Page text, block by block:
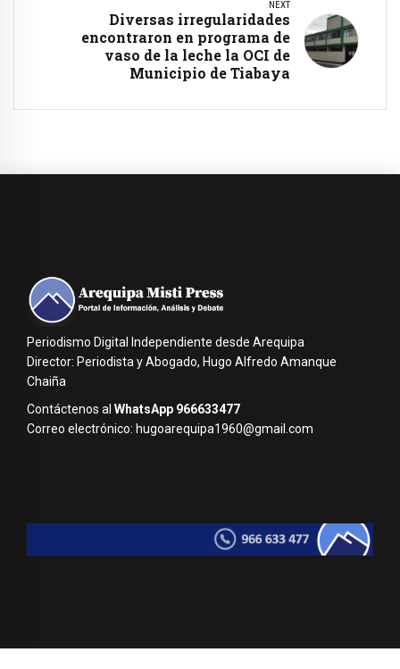
NEXT
Diversas irregularidades
encontraron en programa de
vaso de la leche la OCI de
Municipio de Tiabaya
Periodismo Digital Independiente desde Arequipa
Director: Periodista y Abogado, Hugo Alfredo Amanque
Chaiña
Contáctenos al WhatsApp 966633477
Correo electrónico: hugoarequipa1960@gmail.com